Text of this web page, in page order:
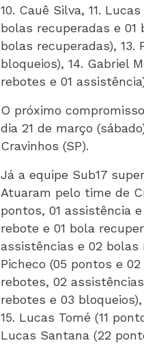
10. Cauê Silva, 11.
bolas recuperadas e 01
bolas recuperadas), 13.
bloqueios), 14. Gabriel
rebotes e 01
O próximo
dia 21 de março
Cravinhos (SP).
Já a equipe Sub17
Atuaram pelo time de
pontos, 01 assistência
rebote e 01 bola
assistências e 02 bolas
Picheco (05 pontos e
rebotes, 02
rebotes e 03
15. Lucas Tomé (11
Lucas Santana (22